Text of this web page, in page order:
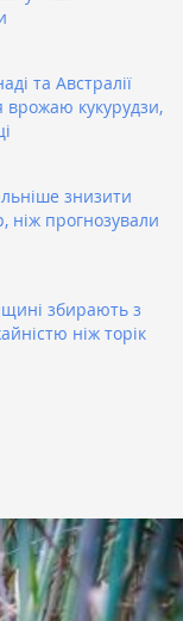
та Австралії
кукурудзи,
знизити
ніж прогнозували
збирають з
ніж торік